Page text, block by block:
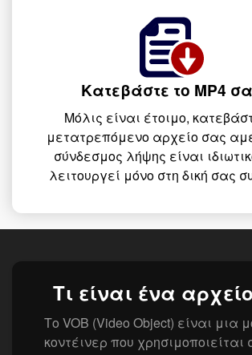
Κατεβάστε το MP4
Μόλις είναι έτοιμο,
μετατρεπόμενο αρχείο σας
σύνδεσμος λήψης είναι
λειτουργεί μόνο στη δική σας
Τι είναι ένα
Το VOB (Video Object) είναι μια
κοντέινερ που χρησιμοποιείται